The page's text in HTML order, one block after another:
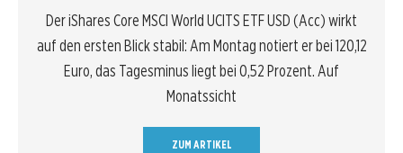
Der iShares Core MSCI World UCITS ETF USD (Acc) wirkt
auf den ersten Blick stabil: Am Montag notiert er bei 120,12
Euro, das Tagesminus liegt bei 0,52 Prozent. Auf
Monatssicht
ZUM ARTIKEL